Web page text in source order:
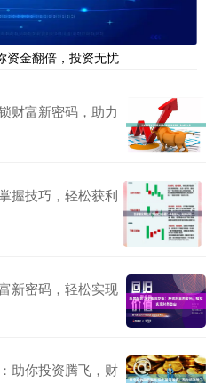
资金翻倍，投资无忧
财富新密码，助力
握技巧，轻松获利
新密码，轻松实现
助你投资腾飞，财